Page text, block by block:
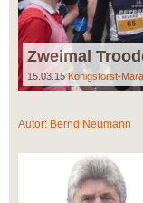
Zweimal
15.03.15 Königsforst-
Autor: Bernd Neumann